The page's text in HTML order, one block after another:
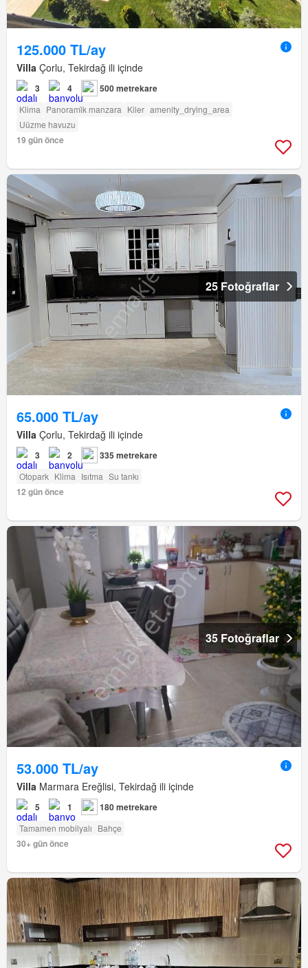
125.000 TL/ay
Villa Çorlu, Tekirdağ ili içinde
3 4 500 metrekare
Klima Panorami̇k manzara Kiler amenity_drying_area
Uüzme havuzu
19 gün önce
25 Fotoğraflar
65.000 TL/ay
Villa Çorlu, Tekirdağ ili içinde
3 2 335 metrekare
Otopark Klima Isıtma Su tankı
12 gün önce
35 Fotoğraflar
53.000 TL/ay
Villa Marmara Ereğlisi, Tekirdağ ili içinde
5 1 180 metrekare
Tamamen mobilyalı Bahçe
30+ gün önce